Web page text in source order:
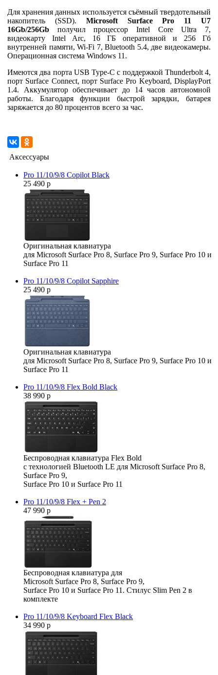
Для хранения данных используется съёмный твердотельный
накопитель (SSD). Microsoft Surface Pro 11 U7
16Gb/256Gb получил процессор Intel Core Ultra 7,
видеокарту Intel Arc, 16 ГБ оперативной и 256 Гб
внутренней памяти, Wi-Fi 7, Bluetooth 5.4, две видеокамеры.
Операционная система Windows 11.
Имеются два порта USB Type-C с поддержкой Thunderbolt 4,
порт Surface Connect, порт Surface Pro Keyboard, DisplayPort
1.4. Аккумулятор обеспечивает до 14 часов автономной
работы. Благодаря функции быстрой зарядки, батарея
заряжается до 80 процентов всего за час.
Аксессуары
Pro 11/10/9/8 Copilot Black
25 490 р
Оригинальная клавиатура
для Microsoft Surface Pro 8, Surface Pro 9, Surface Pro 10 и
Surface Pro 11
Pro 11/10/9/8 Copilot Sapphire
25 490 р
Оригинальная клавиатура
для Microsoft Surface Pro 8, Surface Pro 9, Surface Pro 10 и
Surface Pro 11
Pro 11/10/9/8 Flex Bold Black
38 990 р
Беспроводная клавиатура Flex Bold
с технологией Bluetooth LE для Microsoft Surface Pro 8,
Surface Pro 9,
Surface Pro 10 и Surface Pro 11
Pro 11/10/9/8 Flex + Pen 2
47 990 р
Беспроводная клавиатура для
Microsoft Surface Pro 8, Surface Pro 9,
Surface Pro 10 и Surface Pro 11. Стилус Slim Pen 2 в
комплекте
Pro 11/10/9/8 Keyboard Flex Black
34 990 р